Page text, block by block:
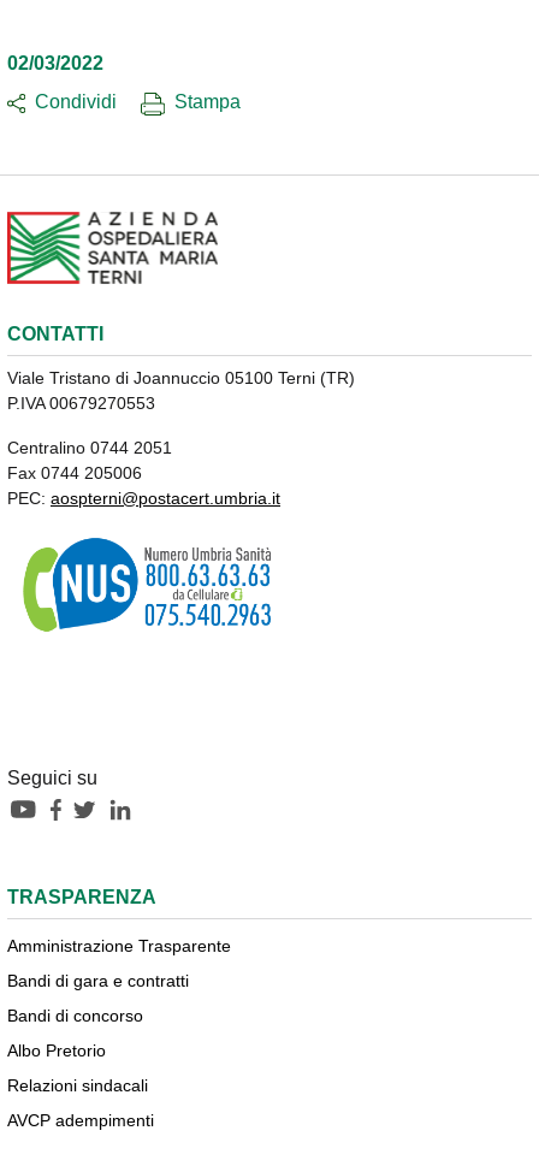
02/03/2022
Condividi
Stampa
CONTATTI
Viale Tristano di Joannuccio 05100 Terni (TR)
P.IVA 00679270553
Centralino 0744 2051
Fax 0744 205006
PEC: aospterni@postacert.umbria.it
Seguici su
TRASPARENZA
Amministrazione Trasparente
Bandi di gara e contratti
Bandi di concorso
Albo Pretorio
Relazioni sindacali
AVCP adempimenti